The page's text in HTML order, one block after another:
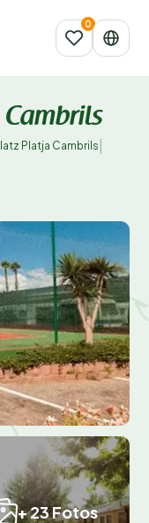
Platja Cambrils
+ 23 Fotos